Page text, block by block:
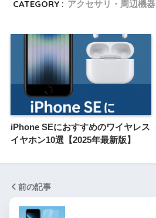
CATEGORY : アクセサリ・周辺機器
iPhone SEにおすすめのワイヤレス
イヤホン10選【2025年最新版】
前の記事